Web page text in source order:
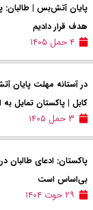
پایان آتش‌بس | طالبان:
هدف قرار دادیم
۴ حمل ۱۴۰۵
در آستانه مهلت پایان
کابل | پاکستان تمایل به
۳ حمل ۱۴۰۵
پاکستان: ادعای
بی‌اساس است
۲۹ حوت ۱۴۰۴